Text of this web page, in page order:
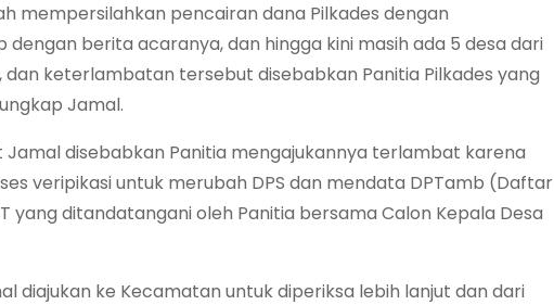
mempersilahkan pencairan dana Pilkades dengan
berita acaranya, dan hingga kini masih ada 5 desa dari
dan keterlambatan tersebut disebabkan Panitia Pilkades yang
Jamal.
disebabkan Panitia mengajukannya terlambat karena
veripikasi untuk merubah DPS dan mendata DPTamb (Daftar
yang ditandatangani oleh Panitia bersama Calon Kepala Desa
diajukan ke Kecamatan untuk diperiksa lebih lanjut dan dari